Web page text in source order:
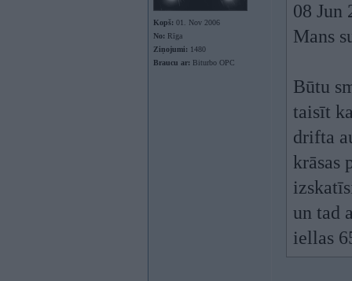
Kopš: 01. Nov 2006
No: Rīga
Ziņojumi: 1480
Braucu ar: Biturbo OPC
08 Jun
Mans
Būtu
taisīt
drifta
krāsas
un tad
iellas